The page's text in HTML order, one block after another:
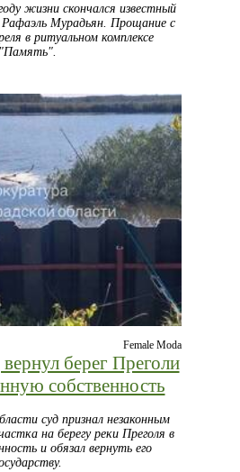
жизни скончался известный
Мурадьян. Прощание с
в ритуальном комплексе
"Память".
Female Moda
берег Преголи
собственность
суд признал незаконным
на берегу реки Преголя в
и обязал вернуть его